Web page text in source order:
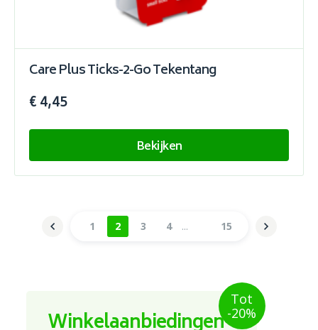
Tot
-20%
Care Plus Ticks-2-Go Tekentang
€ 4,45
Bekijken
1 2 3 4 15